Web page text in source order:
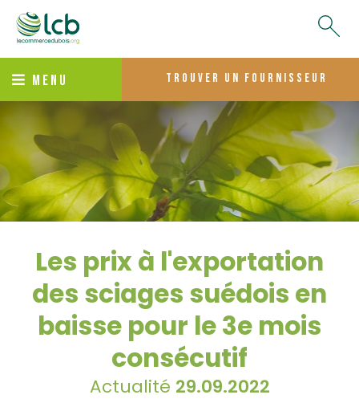
MENU trouver un fournisseur
Les prix à l'exportation
des sciages suédois en
baisse pour le 3e mois
consécutif
Actualité 29.09.2022